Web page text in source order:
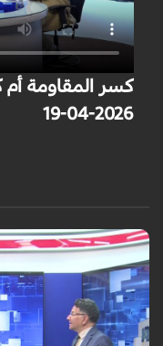
كسر المقاومة أم
2026-04-19